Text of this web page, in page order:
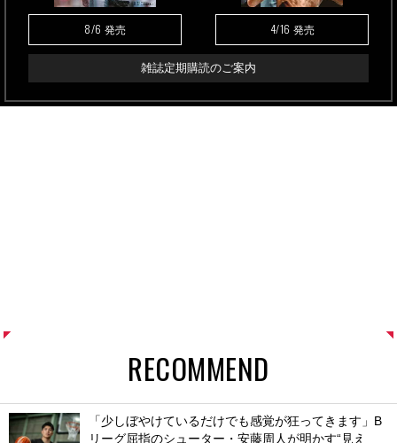
8/6 発売 4/16 発売
雑誌定期購読のご案内
RECOMMEND
「少しぼやけているだけでも感覚が狂ってきます」B
リーグ屈指のシューター・安藤周人が明かす“見え